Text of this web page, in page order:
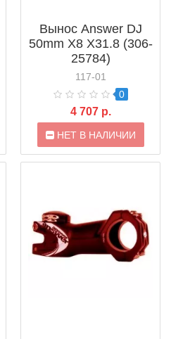
Вынос Answer DJ
50mm X8 X31.8 (306-
25784)
117-01
0
4 707 р.
НЕТ В НАЛИЧИИ